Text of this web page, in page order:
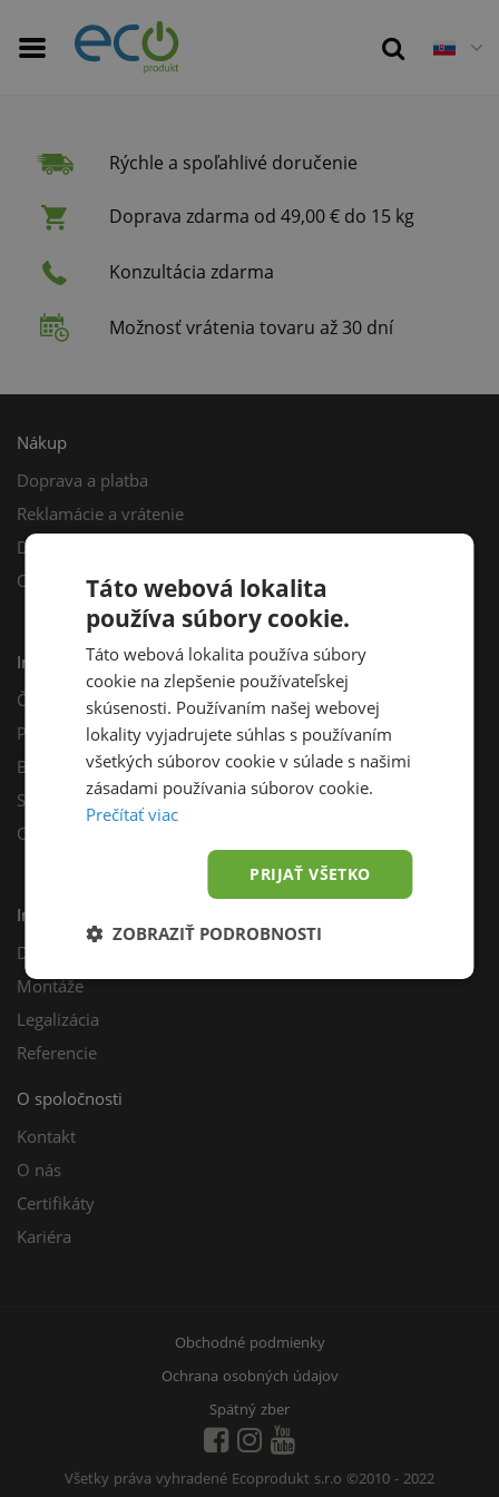
Rýchle a spoľahlivé doručenie
Doprava zdarma od 49,00 € do 15 kg
Konzultácia zdarma
Možnosť vrátenia tovaru až 30 dní
Nákup
Doprava a platba
Reklamácie a vrátenie
Darčekový poukaz
Odberné miesta
Informácie
Často kladené otázky
Poradňa
Blog
Sprievodca výberom fotovoltiky
Odporúčací program
Inštalácie
Dotácie
Montáže
Legalizácia
Referencie
O spoločnosti
Kontakt
O nás
Certifikáty
Kariéra
Obchodné podmienky
Ochrana osobných údajov
Spätný zber
Všetky práva vyhradené Ecoprodukt s.r.o ©2010 - 2022
Táto webová lokalita
používa súbory cookie.
Táto webová lokalita používa súbory
cookie na zlepšenie používateľskej
skúsenosti. Používaním našej webovej
lokality vyjadrujete súhlas s používaním
všetkých súborov cookie v súlade s našimi
zásadami používania súborov cookie.
Prečítať viac
PRIJAŤ VŠETKO
ZOBRAZIŤ PODROBNOSTI